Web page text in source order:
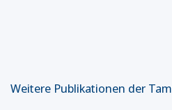
Weitere Publikationen der